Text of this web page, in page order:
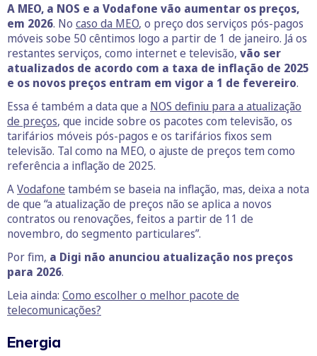
A MEO, a NOS e a Vodafone vão aumentar os preços,
em 2026. No caso da MEO, o preço dos serviços pós-pagos
móveis sobe 50 cêntimos logo a partir de 1 de janeiro. Já os
restantes serviços, como internet e televisão, vão ser
atualizados de acordo com a taxa de inflação de 2025
e os novos preços entram em vigor a 1 de fevereiro.
Essa é também a data que a NOS definiu para a atualização
de preços, que incide sobre os pacotes com televisão, os
tarifários móveis pós-pagos e os tarifários fixos sem
televisão. Tal como na MEO, o ajuste de preços tem como
referência a inflação de 2025.
AVodafone também se baseia na inflação, mas, deixa a nota
de que “a atualização de preços não se aplica a novos
contratos ou renovações, feitos a partir de 11 de
novembro, do segmento particulares”.
Por fim, a Digi não anunciou atualização nos preços
para 2026.
Leia ainda: Como escolher o melhor pacote de
telecomunicações?
Energia